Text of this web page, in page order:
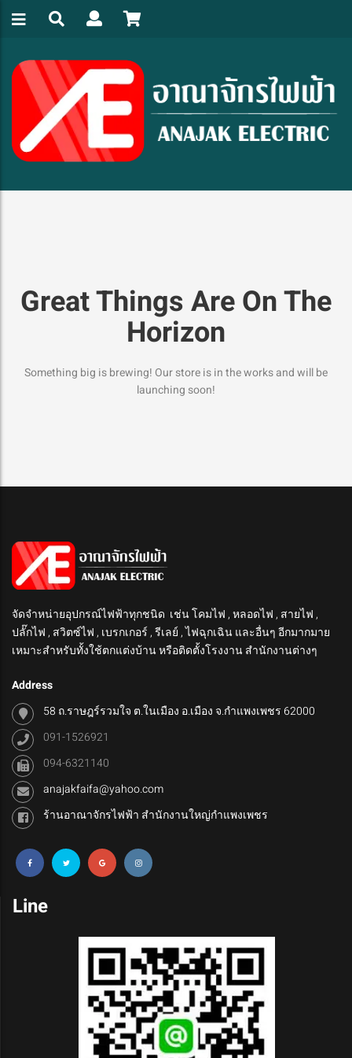
Great Things Are On The
Horizon
Something big is brewing! Our store is in the works and will be
launching soon!
จัดจำหน่ายอุปกรณ์ไฟฟ้าทุกชนิด เช่น โคมไฟ , หลอดไฟ , สายไฟ ,
ปลั๊กไฟ , สวิตซ์ไฟ , เบรกเกอร์ , รีเลย์ , ไฟฉุกเฉิน และอื่นๆ อีกมากมาย
เหมาะสำหรับทั้งใช้ตกแต่งบ้าน หรือติดตั้งโรงงาน สำนักงานต่างๆ
Address
58 ถ.ราษฎร์รวมใจ ต.ในเมือง อ.เมือง จ.กำแพงเพชร 62000
091-1526921
094-6321140
anajakfaifa@yahoo.com
ร้านอาณาจักรไฟฟ้า สำนักงานใหญ่กำแพงเพชร
Line